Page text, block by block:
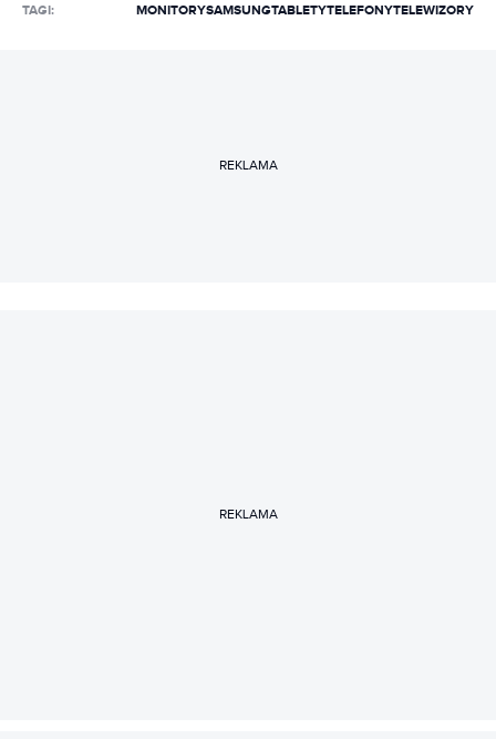
TAGI: MONITORYSAMSUNGTABLETYTELEFONYTELEWIZORY
REKLAMA
REKLAMA